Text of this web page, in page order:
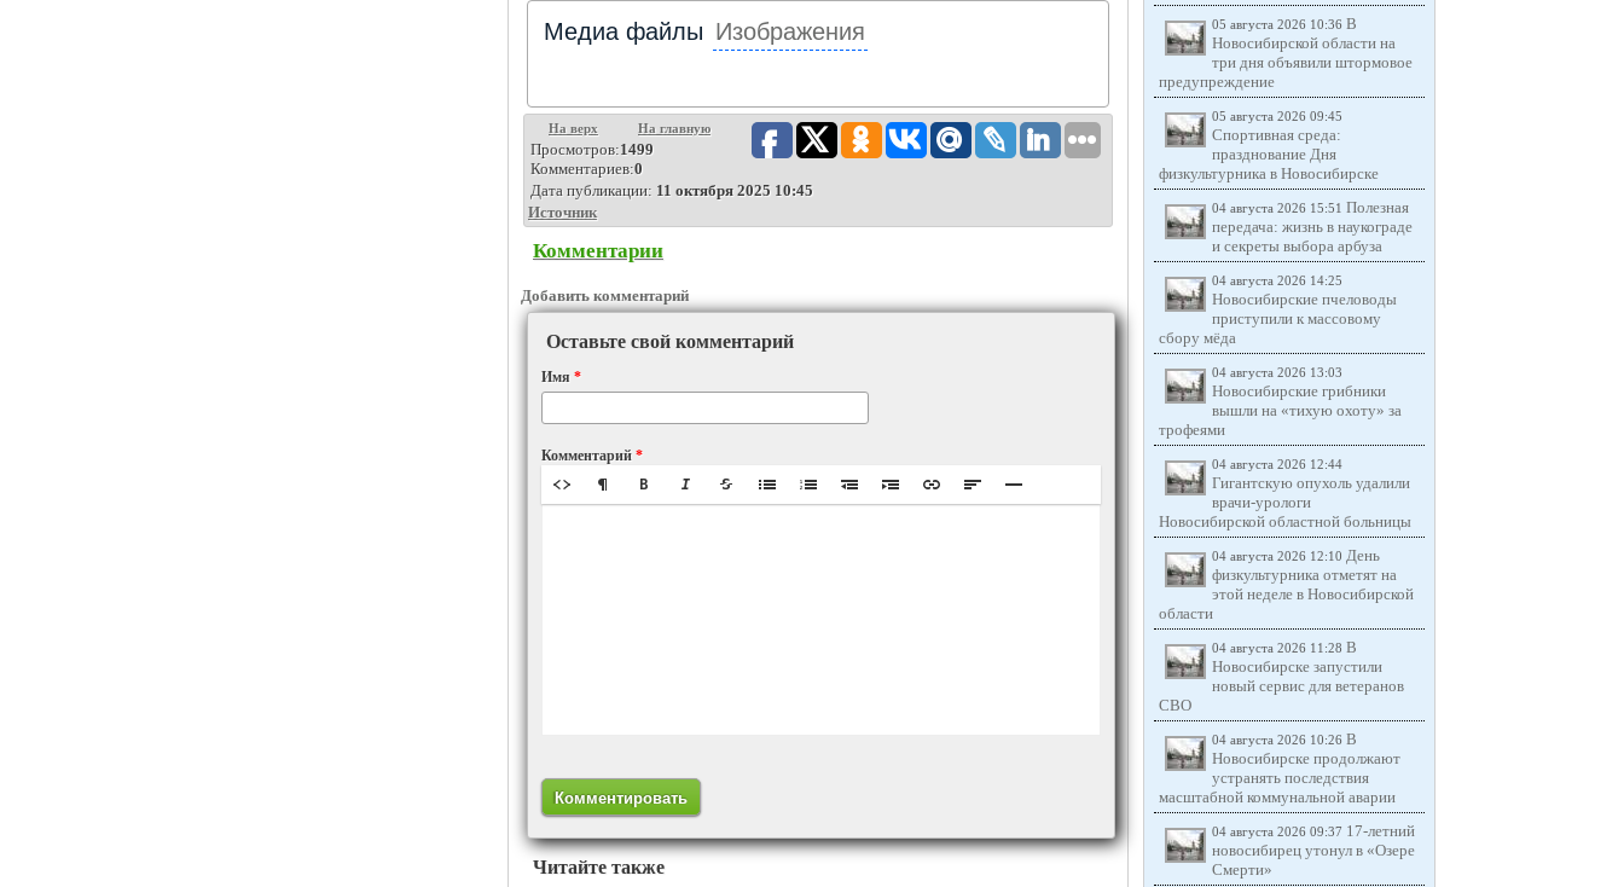
Медиа файлы Изображения
На верх На главную
Просмотров:1499
Комментариев:0
Дата публикации: 11 октября 2025 10:45
Источник
Комментарии
Добавить комментарий
Оставьте свой комментарий
Имя *
Комментарий *
Читайте также
05 августа 2026 10:36 В
Новосибирской области на
три дня объявили штормовое
предупреждение
05 августа 2026 09:45
Спортивная среда:
празднование Дня
физкультурника в Новосибирске
04 августа 2026 15:51 Полезная
передача: жизнь в наукограде
и секреты выбора арбуза
04 августа 2026 14:25
Новосибирские пчеловоды
приступили к массовому
сбору мёда
04 августа 2026 13:03
Новосибирские грибники
вышли на «тихую охоту» за
трофеями
04 августа 2026 12:44
Гигантскую опухоль удалили
врачи-урологи
Новосибирской областной больницы
04 августа 2026 12:10 День
физкультурника отметят на
этой неделе в Новосибирской
области
04 августа 2026 11:28 В
Новосибирске запустили
новый сервис для ветеранов
СВО
04 августа 2026 10:26 В
Новосибирске продолжают
устранять последствия
масштабной коммунальной аварии
04 августа 2026 09:37 17-летний
новосибирец утонул в «Озере
Смерти»